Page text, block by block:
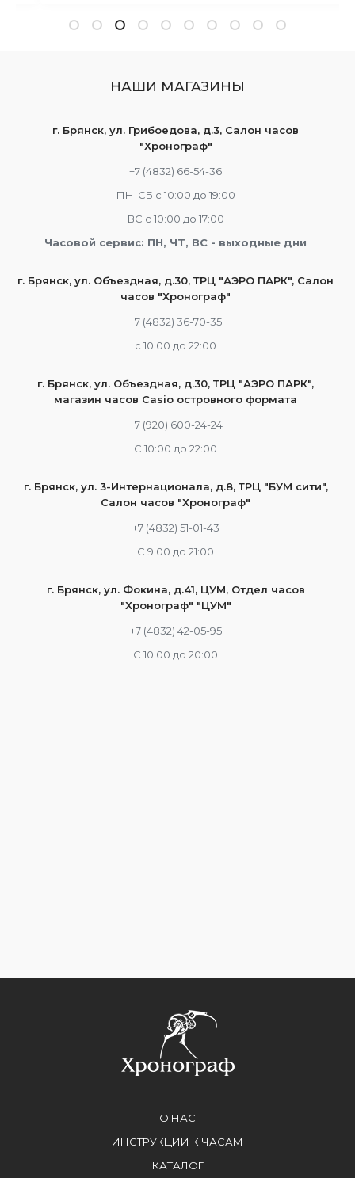
НАШИ МАГАЗИНЫ
г. Брянск, ул. Грибоедова, д.3, Салон часов
"Хронограф"
+7 (4832) 66-54-36
ПН-СБ с 10:00 до 19:00
ВС с 10:00 до 17:00
Часовой сервис: ПН, ЧТ, ВС - выходные дни
г. Брянск, ул. Объездная, д.30, ТРЦ "АЭРО ПАРК", Салон
часов "Хронограф"
+7 (4832) 36-70-35
c 10:00 до 22:00
г. Брянск, ул. Объездная, д.30, ТРЦ "АЭРО ПАРК",
магазин часов Casio островного формата
+7 (920) 600-24-24
С 10:00 до 22:00
г. Брянск, ул. 3-Интернационала, д.8, ТРЦ "БУМ сити",
Салон часов "Хронограф"
+7 (4832) 51-01-43
С 9:00 до 21:00
г. Брянск, ул. Фокина, д.41, ЦУМ, Отдел часов
"Хронограф" "ЦУМ"
+7 (4832) 42-05-95
С 10:00 до 20:00
О НАС
ИНСТРУКЦИИ К ЧАСАМ
КАТАЛОГ